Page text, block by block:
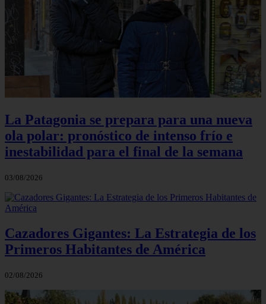
La Patagonia se prepara para una nueva
ola polar: pronóstico de intenso frío e
inestabilidad para el final de la semana
03/08/2026
Cazadores Gigantes: La Estrategia de los
Primeros Habitantes de América
02/08/2026